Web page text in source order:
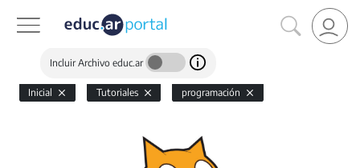
Incluir Archivo educ.ar
Inicial Tutoriales programación